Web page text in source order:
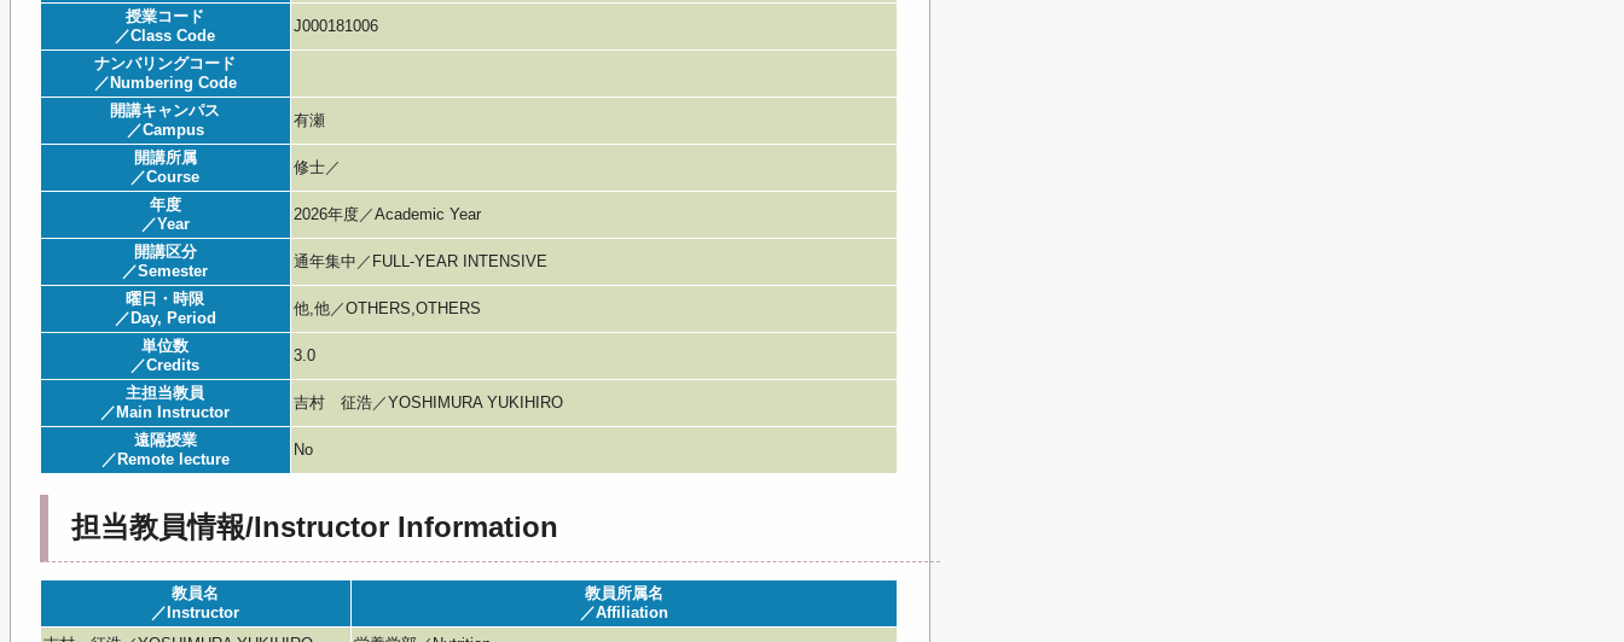
授業コード
／Class Code
J000181006
ナンバリングコード
／Numbering Code
開講キャンパス
／Campus
有瀬
開講所属
／Course
修士／
年度
／Year
2026年度／Academic Year
開講区分
／Semester
通年集中／FULL-YEAR INTENSIVE
曜日・時限
／Day, Period
他,他／OTHERS,OTHERS
単位数
／Credits
3.0
主担当教員
／Main Instructor
吉村 征浩／YOSHIMURA YUKIHIRO
遠隔授業
／Remote lecture
No
担当教員情報/Instructor Information
教員名
／Instructor
教員所属名
／Affiliation